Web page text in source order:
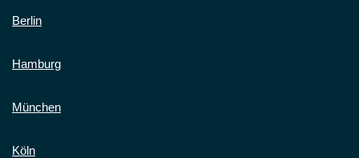
Berlin
Hamburg
München
Köln